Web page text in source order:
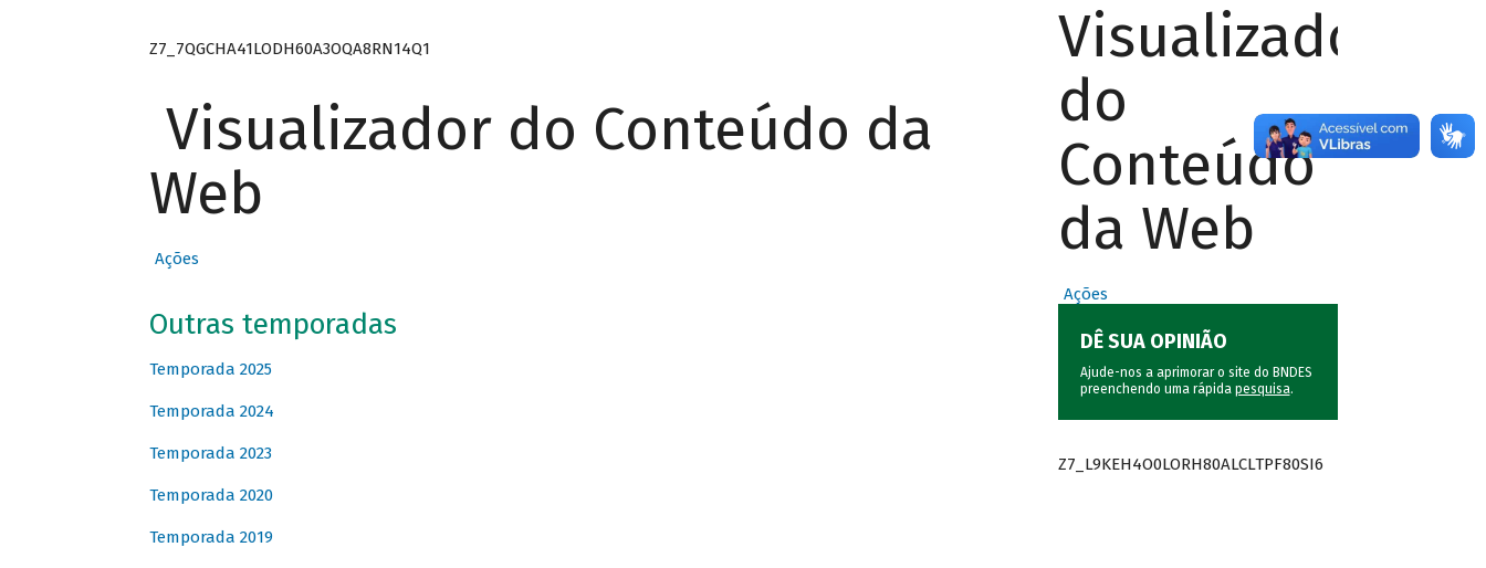
Z7_7QGCHA41LODH60A3OQA8RN14Q1
Visualizador do Conteúdo da
Web
Ações
Outras temporadas
Temporada 2025
Temporada 2024
Temporada 2023
Temporada 2020
Temporada 2019
Visualizador
do
Conteúdo
da Web
Ações
DÊ SUA OPINIÃO
Ajude-nos a aprimorar o site do BNDES
preenchendo uma rápida pesquisa.
Z7_L9KEH4O0LORH80ALCLTPF80SI6